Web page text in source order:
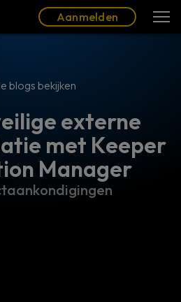
Aanmelden
blogs bekijken
externe
met Keeper
Manager